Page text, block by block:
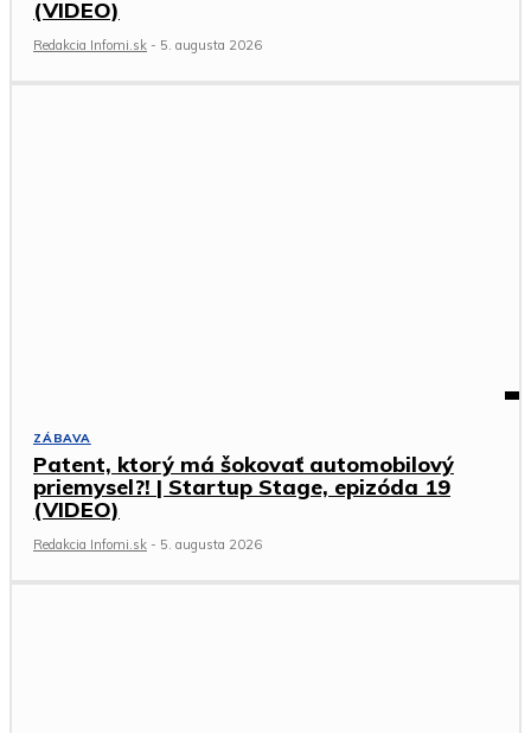
(VIDEO)
Redakcia Infomi.sk - 5. augusta 2026
ZÁBAVA
Patent, ktorý má šokovať automobilový
priemysel?! | Startup Stage, epizóda 19
(VIDEO)
Redakcia Infomi.sk - 5. augusta 2026